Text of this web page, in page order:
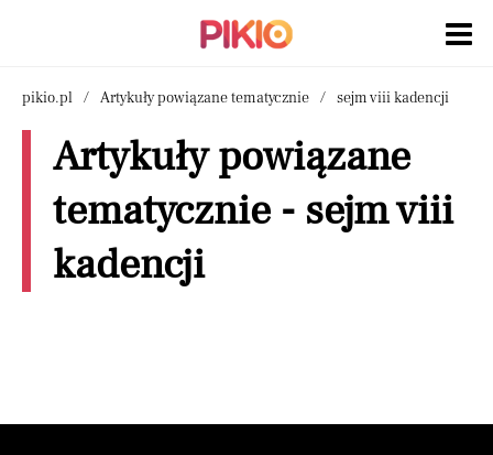
pikio.pl Artykuły powiązane tematycznie sejm viii kadencji
Artykuły powiązane
tematycznie - sejm viii
kadencji